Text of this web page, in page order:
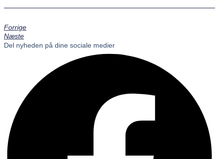
Forrige
Næste
Del nyheden på dine sociale medier